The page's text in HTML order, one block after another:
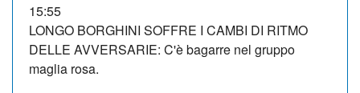
15:55
LONGO BORGHINI SOFFRE I CAMBI DI RITMO
DELLE AVVERSARIE: C'è bagarre nel gruppo
maglia rosa.